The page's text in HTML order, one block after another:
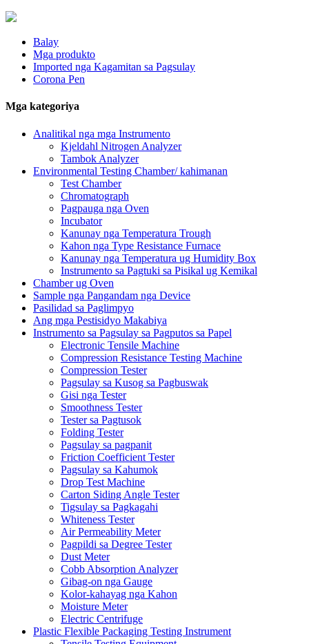
Balay
Mga produkto
Imported nga Kagamitan sa Pagsulay
Corona Pen
Mga kategoriya
Analitikal nga mga Instrumento
Kjeldahl Nitrogen Analyzer
Tambok Analyzer
Environmental Testing Chamber/ kahimanan
Test Chamber
Chromatograph
Pagpauga nga Oven
Incubator
Kanunay nga Temperatura Trough
Kahon nga Type Resistance Furnace
Kanunay nga Temperatura ug Humidity Box
Instrumento sa Pagtuki sa Pisikal ug Kemikal
Chamber ug Oven
Sample nga Pangandam nga Device
Pasilidad sa Paglimpyo
Ang mga Pestisidyo Makabiya
Instrumento sa Pagsulay sa Pagputos sa Papel
Electronic Tensile Machine
Compression Resistance Testing Machine
Compression Tester
Pagsulay sa Kusog sa Pagbuswak
Gisi nga Tester
Smoothness Tester
Tester sa Pagtusok
Folding Tester
Pagsulay sa pagpanit
Friction Coefficient Tester
Pagsulay sa Kahumok
Drop Test Machine
Carton Siding Angle Tester
Tigsulay sa Pagkagahi
Whiteness Tester
Air Permeability Meter
Pagpildi sa Degree Tester
Dust Meter
Cobb Absorption Analyzer
Gibag-on nga Gauge
Kolor-kahayag nga Kahon
Moisture Meter
Electric Centrifuge
Plastic Flexible Packaging Testing Instrument